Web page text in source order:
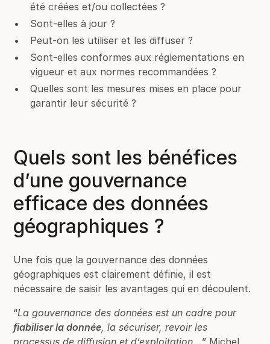
été créées et/ou collectées ?
Sont-elles à jour ?
Peut-on les utiliser et les diffuser ?
Sont-elles conformes aux réglementations en
vigueur et aux normes recommandées ?
Quelles sont les mesures mises en place pour
garantir leur sécurité ?
Quels sont les bénéfices
d’une gouvernance
efficace des données
géographiques ?
Une fois que la gouvernance des données
géographiques est clairement définie, il est
nécessaire de saisir les avantages qui en découlent.
“La gouvernance des données est un cadre pour
fiabiliser la donnée, la sécuriser, revoir les